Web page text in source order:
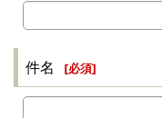
件名 [必須]